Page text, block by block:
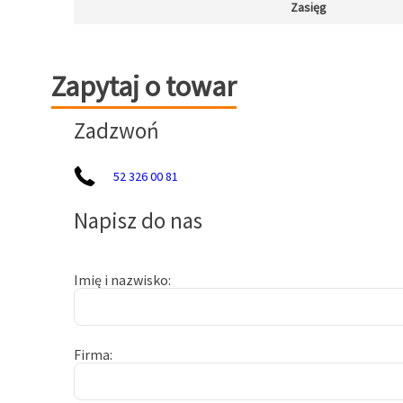
Zasięg
Zapytaj o towar
Zapytaj o towar
Zadzwoń
52 326 00 81
Napisz do nas
Imię i nazwisko
Firma